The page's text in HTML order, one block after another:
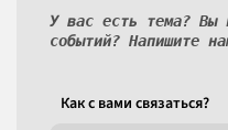
У вас есть тема? Вы
событий? Напишите
Как c вами связаться?